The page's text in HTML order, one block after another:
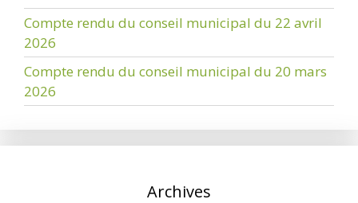
Compte rendu du conseil municipal du 22 avril
2026
Compte rendu du conseil municipal du 20 mars
2026
Archives